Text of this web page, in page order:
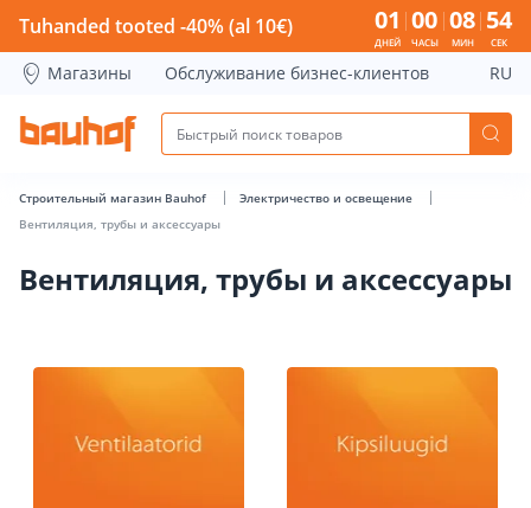
Вентиляция, трубы и аксессуары - Bauhof has loaded
Tuhanded tooted -40% (al 10€) 01
ДНЕЙ
00
ЧАСЫ
08
МИН
53
СЕК
Магазины Обслуживание бизнес-клиентов RU
Строительный магазин Bauhof
Электричество и освещение
Вентиляция, трубы и аксессуары
Вентиляция, трубы и аксессуары